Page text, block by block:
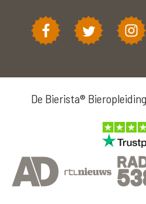
De Bierista®